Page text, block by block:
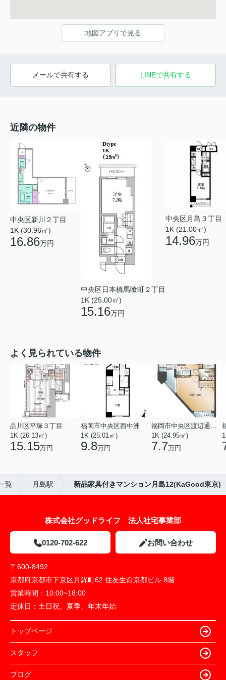
地図アプリで見る
メールで共有する LINEで共有する
近隣の物件
中央区新川２丁目
1K (30.96㎡)
16.86万円
中央区日本橋馬喰町２丁目
1K (25.00㎡)
15.16万円
中央区月島３丁目
1K (21.00㎡)
14.96万円
よく見られている物件
品川区平塚３丁目
1K (26.13㎡)
15.15万円
福岡市中央区西中洲
1K (25.01㎡)
9.8万円
1K (24.95㎡)
7.7万円
覧 月島駅 新品家具付きマンション月島12(KaGood東京)
株式会社グッドライフ 法人社宅事業部
0120-702-622 お問い合わせ
〒600-8492
京都府京都市下京区月鉾町62 住友生命京都ビル 8階
営業時間： 10:00~18:00
定休日： 土日祝、夏季、年末年始
トップページ
スタッフ
ブログ